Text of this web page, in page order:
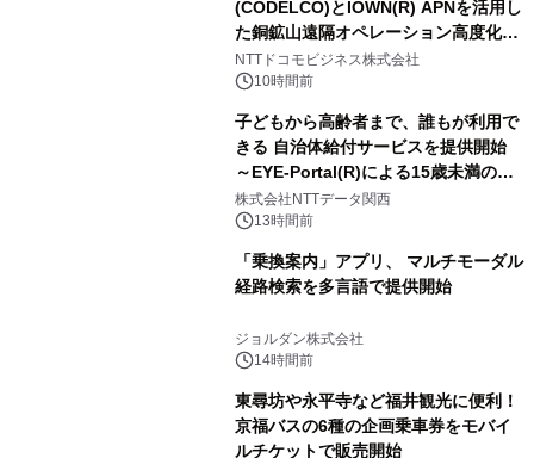
(CODELCO)とIOWN(R) APNを活用し
た銅鉱山遠隔オペレーション高度化に
向けた調査・実証を開始
NTTドコモビジネス株式会社
10時間前
子どもから高齢者まで、誰もが利用で
きる 自治体給付サービスを提供開始
～EYE-Portal(R)による15歳未満の本
人認証と デジタルデバイド対策で実現
～
株式会社NTTデータ関西
13時間前
「乗換案内」アプリ、 マルチモーダル
経路検索を多言語で提供開始
ジョルダン株式会社
14時間前
東尋坊や永平寺など福井観光に便利！
京福バスの6種の企画乗車券をモバイ
ルチケットで販売開始